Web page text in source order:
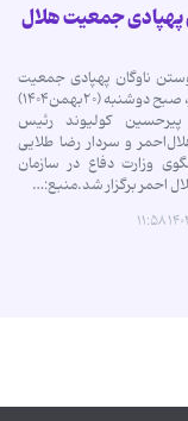
جمعیت هلال
ناوگان پهپادی جمعیت
هلال احمر، صبح دوشنبه (۲۰بهمن۱۴۰۴)
کولیوند رئیس
و سردار رضا طلایی
وزارت دفاع در سازمان
احمر برگزار شد.منبع:…